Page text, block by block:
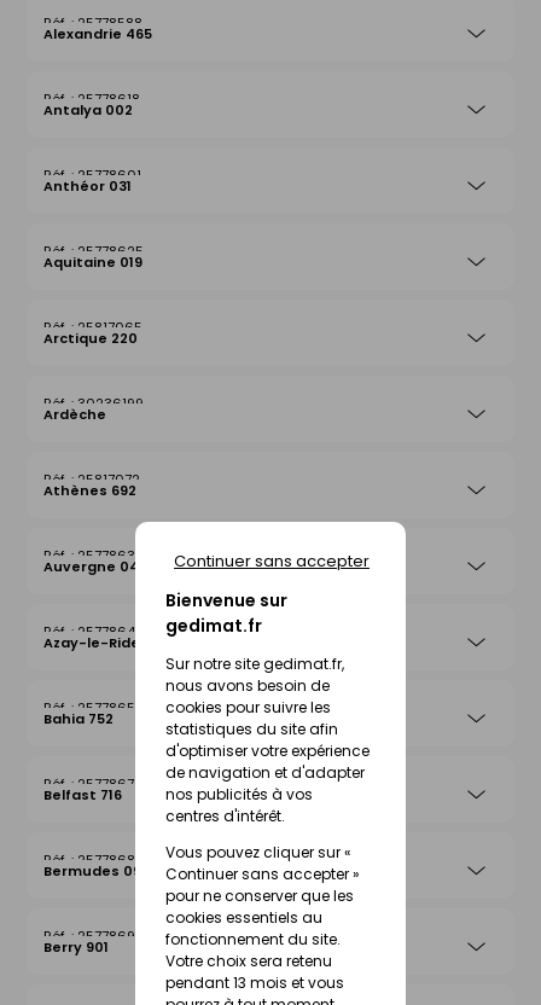
Bienvenue sur
gedimat.fr
Sur notre site gedimat.fr,
nous avons besoin de
cookies pour suivre les
statistiques du site afin
d'optimiser votre expérience
de navigation et d'adapter
nos publicités à vos
centres d'intérêt.
Vous pouvez cliquer sur «
Continuer sans accepter »
pour ne conserver que les
cookies essentiels au
fonctionnement du site.
Votre choix sera retenu
pendant 13 mois et vous
Continuer sans accepter
25778588
Alexandrie 465
25778618
Antalya 002
25778601
Anthéor 031
25778625
Aquitaine 019
25817065
Arctique 220
30236199
Ardèche
25817072
Athènes 692
25778632
Auvergne 042
25778649
Azay-le-Rideau 026
25778656
Bahia 752
25778670
Belfast 716
25778687
Bermudes 097
25778694
Berry 901